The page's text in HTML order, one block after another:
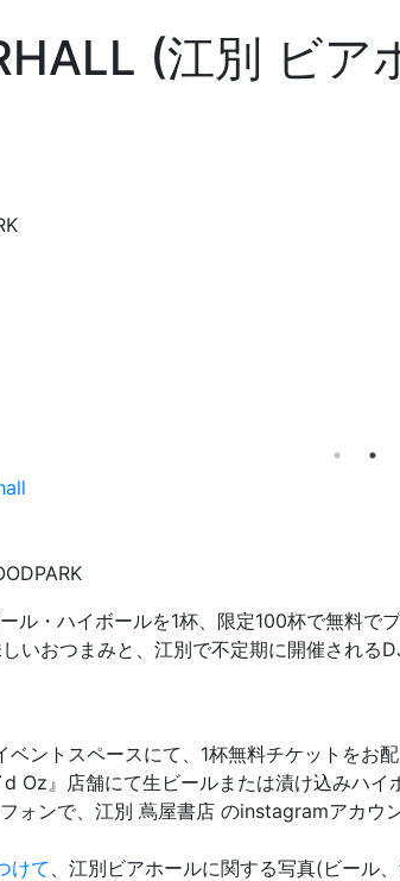
(江別 ビア
ル・ハイボールを1杯、限定100杯で無料で
いおつまみと、江別で不定期に開催され
ントスペースにて、1杯無料チケットをお配
Oz』店舗にて生ビールまたは漬け込みハイ
ォンで、江別 蔦屋書店 のinstagramアカ
けて 、江別ビアホールに関する写真(ビール